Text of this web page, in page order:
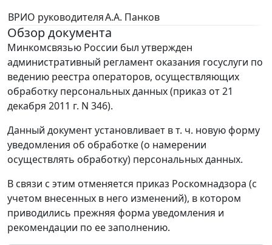
ВРИО руководителяА.А. Панков
Обзор документа
Минкомсвязью России был утвержден
административный регламент оказания госуслуги по
ведению реестра операторов, осуществляющих
обработку персональных данных (приказ от 21
декабря 2011 г. N 346).
Данный документ установливает в т. ч. новую форму
уведомления об обработке (о намерении
осуществлять обработку) персональных данных.
В связи с этим отменяется приказ Роскомнадзора (с
учетом внесенных в него изменений), в котором
приводились прежняя форма уведомления и
рекомендации по ее заполнению.